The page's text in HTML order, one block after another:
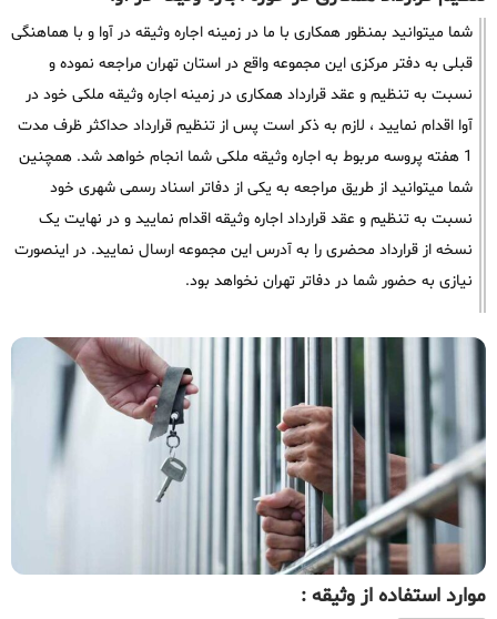
شما میتوانید بمنظور همکاری با ما در زمینه اجاره وثیقه در آوا و با هماهنگی
قبلی به دفتر مرکزی این مجموعه واقع در استان تهران مراجعه نموده و
نسبت به تنظیم و عقد قرارداد همکاری در زمینه اجاره وثیقه ملکی خود در
آوا اقدام نمایید ، لازم به ذکر است پس از تنظیم قرارداد حداکثر ظرف مدت
1 هفته پروسه مربوط به اجاره وثیقه ملکی شما انجام خواهد شد. همچنین
شما میتوانید از طریق مراجعه به یکی از دفاتر اسناد رسمی شهری خود
نسبت به تنظیم و عقد قرارداد اجاره وثیقه اقدام نمایید و در نهایت یک
نسخه از قرارداد محضری را به آدرس این مجموعه ارسال نمایید. در اینصورت
نیازی به حضور شما در دفاتر تهران نخواهد بود.
موارد استفاده از وثیقه :